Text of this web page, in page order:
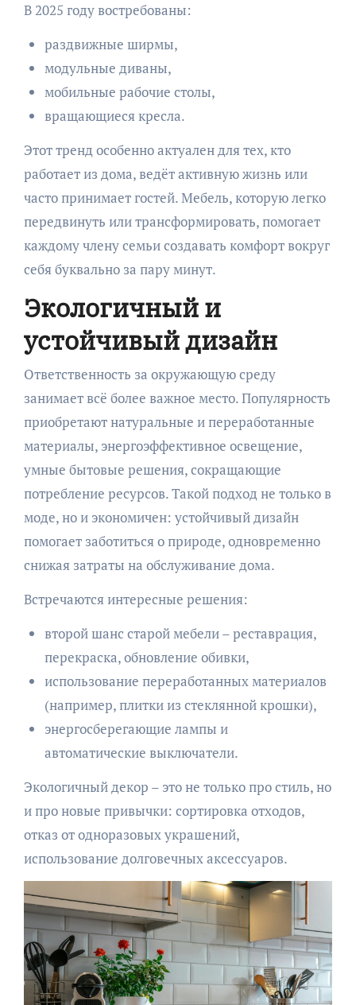
В 2025 году востребованы:
раздвижные ширмы,
модульные диваны,
мобильные рабочие столы,
вращающиеся кресла.
Этот тренд особенно актуален для тех, кто
работает из дома, ведёт активную жизнь или
часто принимает гостей. Мебель, которую легко
передвинуть или трансформировать, помогает
каждому члену семьи создавать комфорт вокруг
себя буквально за пару минут.
Экологичный и
устойчивый дизайн
Ответственность за окружающую среду
занимает всё более важное место. Популярность
приобретают натуральные и переработанные
материалы, энергоэффективное освещение,
умные бытовые решения, сокращающие
потребление ресурсов. Такой подход не только в
моде, но и экономичен: устойчивый дизайн
помогает заботиться о природе, одновременно
снижая затраты на обслуживание дома.
Встречаются интересные решения:
второй шанс старой мебели – реставрация,
перекраска, обновление обивки,
использование переработанных материалов
(например, плитки из стеклянной крошки),
энергосберегающие лампы и
автоматические выключатели.
Экологичный декор – это не только про стиль, но
и про новые привычки: сортировка отходов,
отказ от одноразовых украшений,
использование долговечных аксессуаров.